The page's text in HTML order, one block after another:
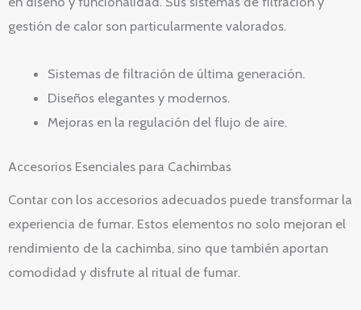
gestión de calor son particularmente valorados.
Sistemas de filtración de última generación.
Diseños elegantes y modernos.
Mejoras en la regulación del flujo de aire.
Accesorios Esenciales para Cachimbas
Contar con los accesorios adecuados puede transformar la
experiencia de fumar. Estos elementos no solo mejoran el
rendimiento de la cachimba, sino que también aportan
comodidad y disfrute al ritual de fumar.